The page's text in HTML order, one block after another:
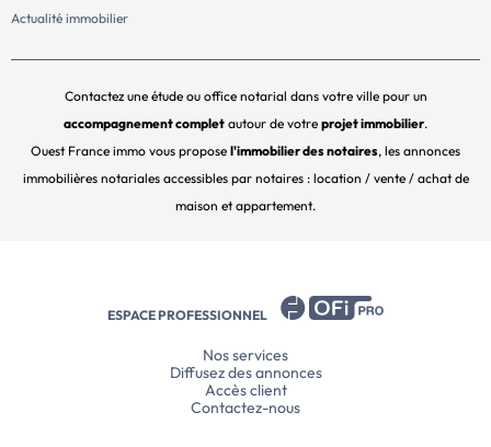
Actualité immobilier
Contactez une étude ou office notarial dans votre ville pour un
accompagnement complet autour de votre projet immobilier.
Ouest France immo vous propose l'immobilier des notaires, les annonces
immobilières notariales accessibles par notaires : location / vente / achat de
maison et appartement.
ESPACE PROFESSIONNEL
Nos services
Diffusez des annonces
Accès client
Contactez-nous